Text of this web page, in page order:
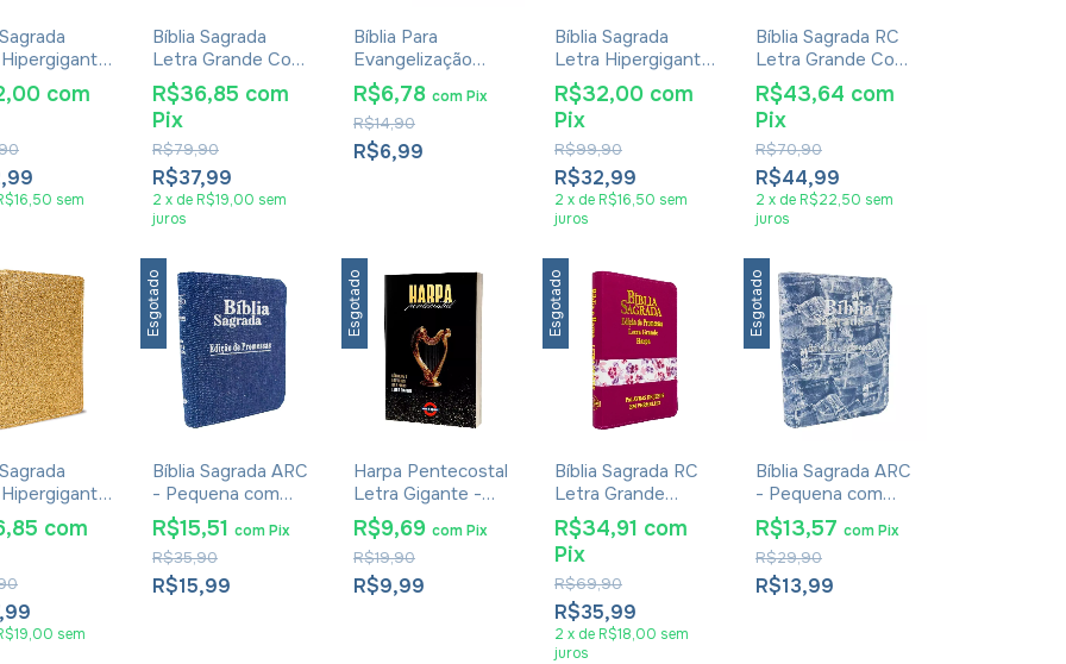
Média
Claro
com
sem
Bíblia Sagrada
Letra Grande Com
Harpa Pentecostal
RC Pequena
Carteira Pink
Edição de
Promessas
R$37,99
R$79,90
R$36,85 com
Pix
2 x de R$19,00 sem
juros
Bíblia Para
Evangelização
Pequena - RC
Edição de
Promessas
R$6,99
R$14,90
R$6,78 comPix
Bíblia Sagrada
Letra Hipergigante
Com Harpa Média
Zíper Pink Flores
R$32,99
R$99,90
R$32,00 com
Pix
2 x de R$16,50 sem
juros
Bíblia Sagrada RC
Letra Grande Com
Harpa Pentecostal
Carteira Rosa Claro
R$44,99
R$70,90
R$43,64 com
Pix
2 x de R$22,50 sem
juros
Luxo
com
sem
Esgotado
Bíblia Sagrada ARC
- Pequena com
Zíper - Edição de
Promessas -
Jeans Liso
R$15,99
R$35,90
R$15,51 comPix
Esgotado
Harpa Pentecostal
Letra Gigante -
Capa Brochura
Preta
R$9,99
R$19,90
R$9,69 comPix
Esgotado
Bíblia Sagrada RC
Letra Grande
Edição De
Promessas Com
Harpa E As
Palavras De Jesus
Em Vermelho Pink
R$35,99
R$69,90
R$34,91 com
Pix
2 x de R$18,00 sem
juros
Esgotado
Bíblia Sagrada ARC
- Pequena com
Zíper - Edição de
Promessas -
Jeans
R$13,99
R$29,90
R$13,57 comPix